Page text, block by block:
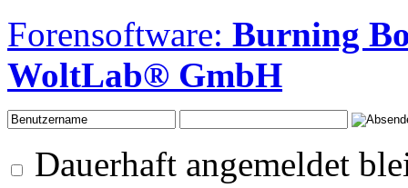
Forensoftware: Burning
WoltLab® GmbH
Dauerhaft angemeldet